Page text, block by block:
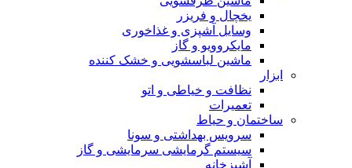
یخچال و فریزر
وسایل آشپزی و غذاخوری
مایکروویو و گاز
ماشین لباسشویی و خشک کننده
ابزار
نظافت و خیاطی و اتو
تعمیرات
ساختمان و حیاط
سرویس بهداشتی و سونا
سیستم گرمایشی سرمایشی و گاز
آشپزخانه